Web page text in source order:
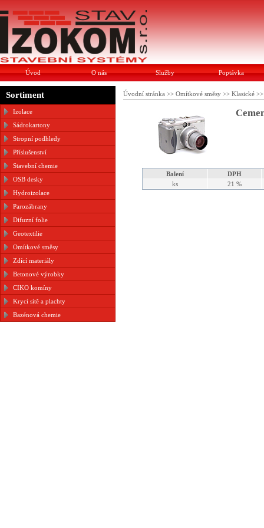
Úvod O nás Služby Poptávka
Sortiment
Izolace
Sádrokartony
Stropní podhledy
Příslušenství
Stavební chemie
OSB desky
Hydroizolace
Parozábrany
Difuzní folie
Geotextilie
Omítkové směsy
Zdící materiály
Betonové výrobky
CIKO komíny
Krycí sítě a plachty
Bazénová chemie
Úvodní stránka >> Omítkové směsy >> Klasické
Balení
DPH
ks
21 %